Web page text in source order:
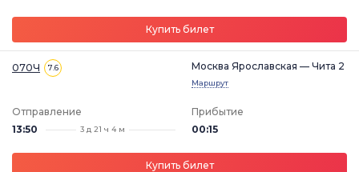
Купить билет
070Ч 7.6 Москва Ярославская — Чита 2
Маршрут
Отправление
13:50
3 д 21 ч 4 м
Прибытие
00:15
Купить билет